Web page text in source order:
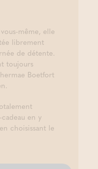
même, elle
librement
de détente.
toujours
Boetfort
en y
choisissant le